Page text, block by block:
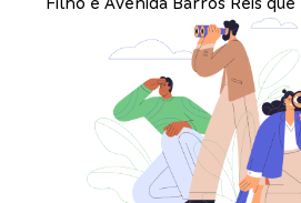
Metrô Retiro.